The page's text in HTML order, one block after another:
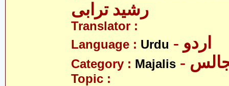
رشید ترابی
Translator :
Language : Urdu - اردو
Category : Majalis
Topic :